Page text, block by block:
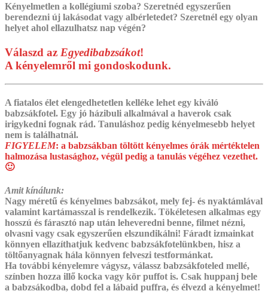
Kényelmetlen a kollégiumi szoba? Szeretnéd egyszerűen
berendezni új lakásodat vagy albérletedet? Szeretnél egy olyan
helyet ahol ellazulhatsz nap végén?
Válaszd az Egyedibabzsákot!
A kényelemről mi gondoskodunk.
A fiatalos élet elengedhetetlen kelléke lehet egy kiváló
babzsákfotel. Egy jó házibuli alkalmával a haverok csak
irigykedni fognak rád. Tanuláshoz pedig kényelmesebb helyet
nem is találhatnál.
FIGYELEM: a babzsákban töltött kényelmes órák mértéktelen
halmozása lustasághoz, végül pedig a tanulás végéhez vezethet.
🙂
Amit kínálunk:
Nagy méretű és kényelmes babzsákot, mely fej- és nyaktámlával
valamint kartámasszal is rendelkezik. Tökéletesen alkalmas egy
hosszú és fárasztó nap után leheveredni benne, filmet nézni,
olvasni vagy csak egyszerűen elszundikálni! Fáradt izmainkat
könnyen ellazíthatjuk kedvenc babzsákfotelünkben, hisz a
töltőanyagnak hála könnyen felveszi testformánkat.
Ha további kényelemre vágysz, válassz babzsákfoteled mellé,
színben hozza illő kocka vagy kör puffot is. ‎Csak huppanj bele
a babzsákodba, dobd fel a lábaid puffra, és élvezd a kényelmet!